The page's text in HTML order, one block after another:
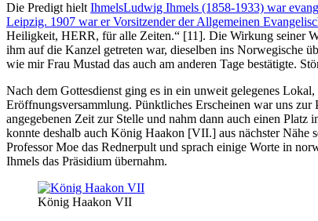
Die Predigt hielt IhmelsLudwig Ihmels (1858-1933) war
Leipzig. 1907 war er Vorsitzender der Allgemeinen
Heiligkeit, HERR, für alle Zeiten.
[11]. Die Wirkung seiner
ihm auf die Kanzel getreten war, dieselben ins Norwegische
wie mir Frau Mustad das auch am anderen Tage bestätigte.
Nach dem Gottesdienst ging es in ein unweit gelegenes
Eröffnungsversammlung. Pünktliches Erscheinen war uns
angegebenen Zeit zur Stelle und nahm dann auch einen
konnte deshalb auch König Haakon [VII.] aus nächster Nähe
Professor Moe das Rednerpult und sprach einige Worte in
Ihmels das Präsidium übernahm.
König Haakon VII